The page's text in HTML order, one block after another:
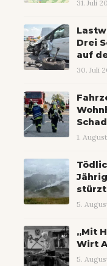
31. Juli
Drei
auf
30. Juli
1.
stürzt
5.
„Mit
Wirt
5.